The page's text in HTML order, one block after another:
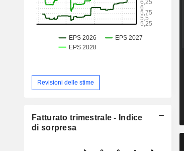
Revisioni delle stime
Fatturato trimestrale - Indice
di sorpresa